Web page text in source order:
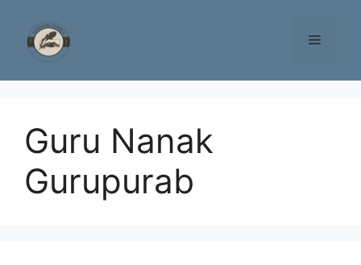
content
Menu
Guru Nanak
Gurupurab